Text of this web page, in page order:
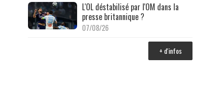
L'OL déstabilisé par l'OM dans la
presse britannique ?
07/08/26
+ d'infos